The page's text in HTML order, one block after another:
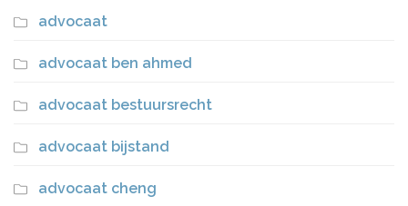
advocaat
advocaat ben ahmed
advocaat bestuursrecht
advocaat bijstand
advocaat cheng